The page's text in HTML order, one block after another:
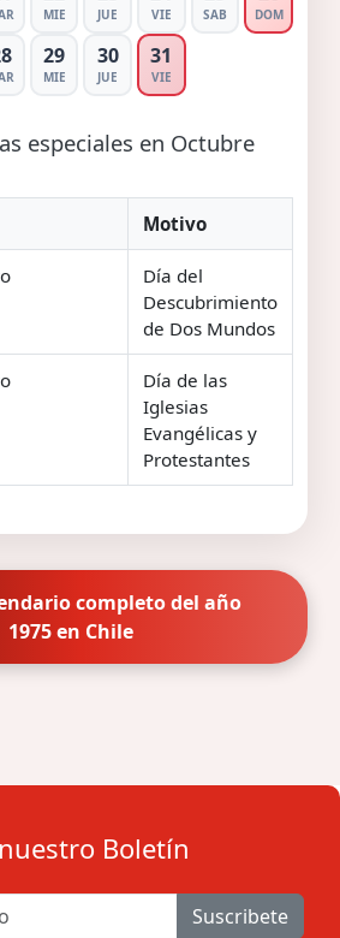
MIE JUE VIE SAB DOM
29
MIE
30
JUE
31
VIE
especiales en Octubre
Motivo
Día del
Descubrimiento
de Dos Mundos
Día de las
Iglesias
Evangélicas y
Protestantes
completo del año
1975 en Chile
Boletín
Suscribete